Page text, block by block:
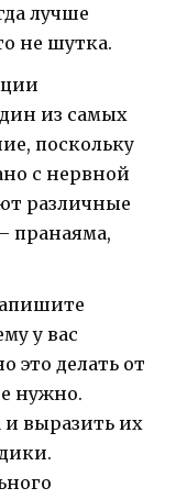
лучше
не шутка.
из самых
поскольку
с нервной
различные
пранаяма,
у вас
это делать от
нужно.
и выразить их